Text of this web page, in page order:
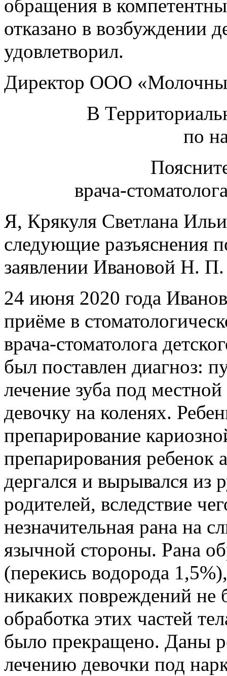
обращения в
отказано в возбуждении
удовлетворил.
Директор ООО
В
по
врача-
Я, Крякуля Светлана
следующие разъяснения
заявлении Ивановой Н. П.
24 июня 2020 года
приёме в
врача-стоматолога
был поставлен диагноз:
лечение зуба под
девочку на коленях.
препарирование
препарирования ребенок
дергался и вырывался из
родителей, вследствие
незначительная рана на
язычной стороны. Рана
(перекись водорода
никаких повреждений не
обработка этих частей
было прекращено. Даны
лечению девочки под